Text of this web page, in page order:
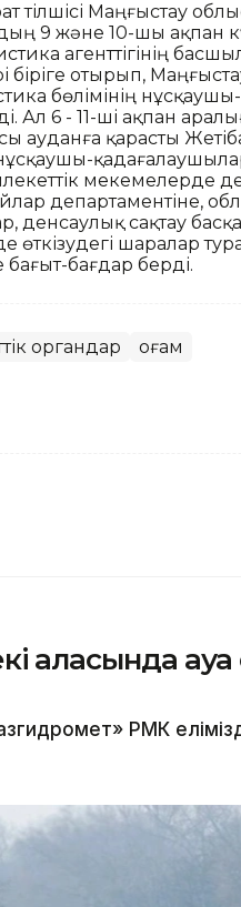
тілшісі Маңғыстау
9 және 10-шы ақпан
агенттігінің
біріге отырып,
бөлімінің
Ал 6 - 11-ші ақпан
ауданға қарасты
мекемелерде де
департаментіне,
денсаулық сақтау
өткізудегі шаралар
бағдар берді.
органдар Қоғам
қаласында
РМК